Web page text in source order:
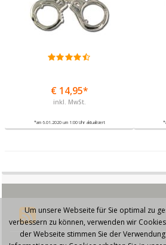
€ 14,95*
inkl. MwSt.
*am 6.01.2020 um 1:00 Uhr aktualisiert
Um unsere Webseite für Sie optimal zu
verbessern zu können, verwenden wir
der Webseite stimmen Sie der